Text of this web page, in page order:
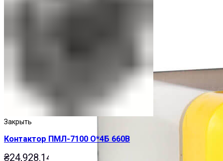
Закрыть
Контактор ПМЛ-7100 О*4Б 660В
₴24,928.14